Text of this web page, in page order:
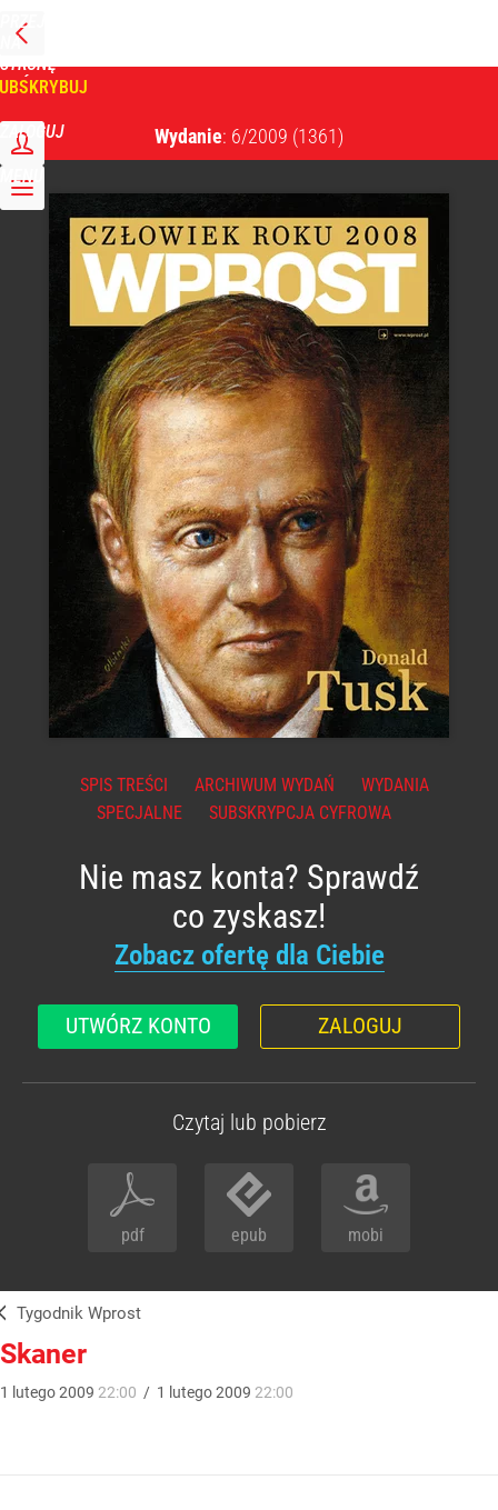
PRZEJDŹ
NA
STRONĘ
GŁÓWNĄ
ZALOGUJ
MENU
Wydanie: 6/2009 (1361)
SPIS TREŚCI ARCHIWUM WYDAŃ
WYDANIA
SPECJALNE
SUBSKRYPCJA CYFROWA
Nie masz konta? Sprawdź
co zyskasz!
Zobacz ofertę dla Ciebie
UTWÓRZ KONTO ZALOGUJ
Czytaj lub pobierz
pdf epub mobi
Tygodnik Wprost
Skaner
1 lutego2009 22:00 / 1 lutego2009 22:00